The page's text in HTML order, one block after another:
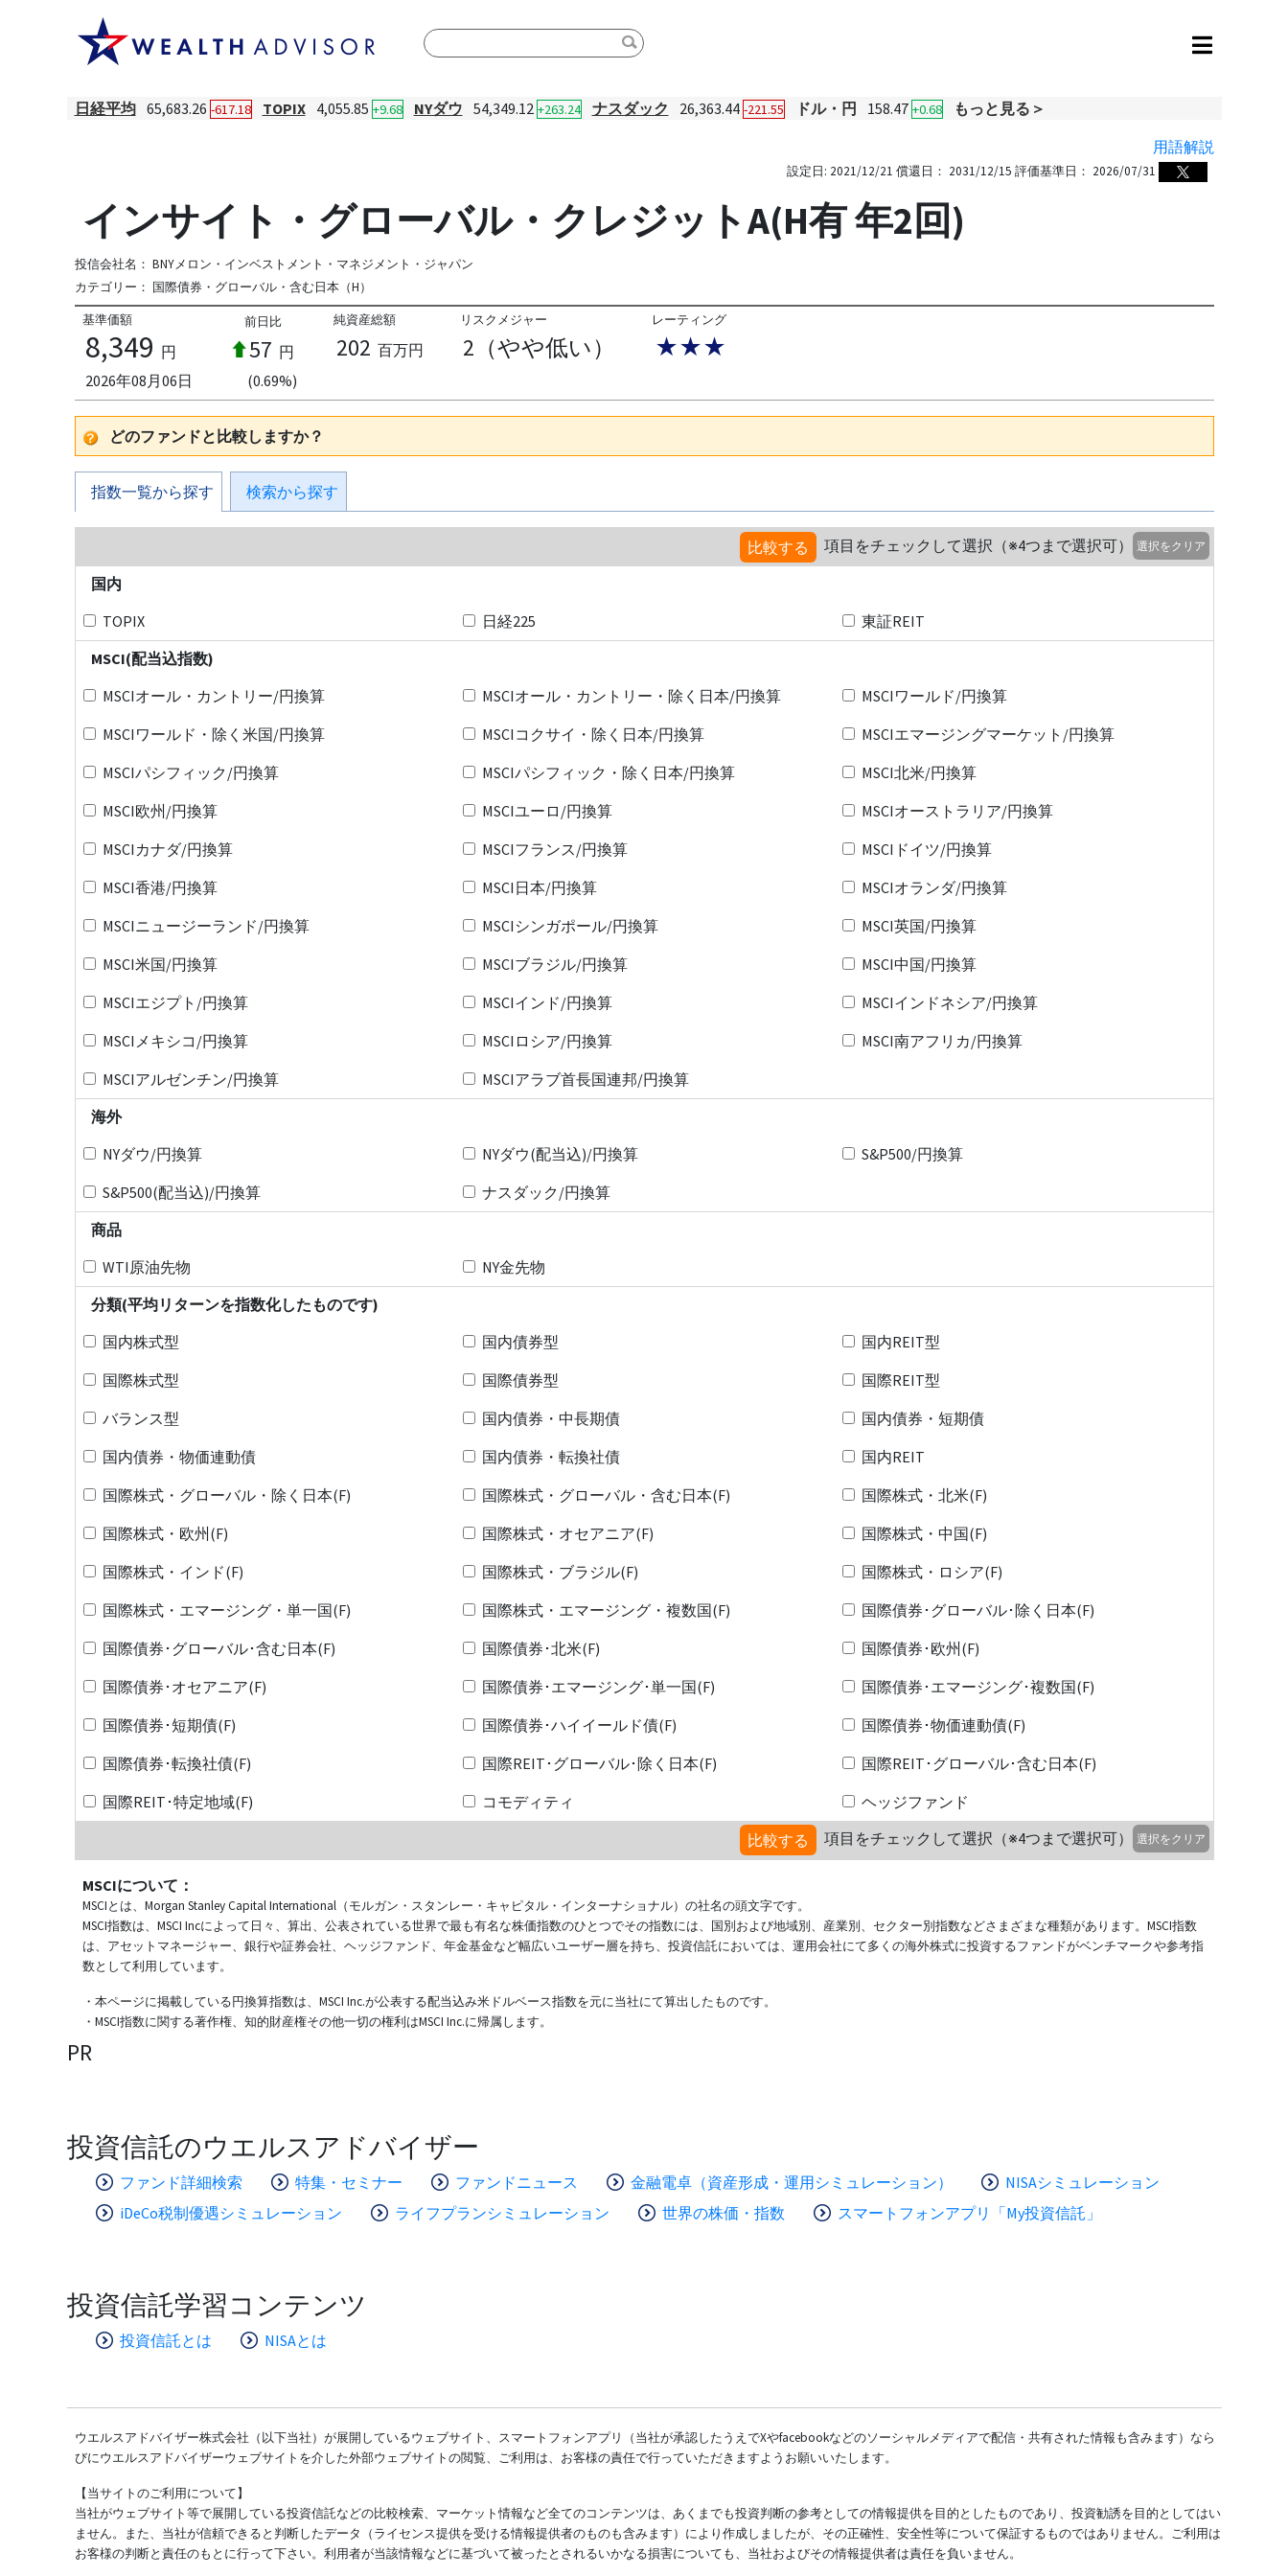
日経平均 65,683.26 -617.18 TOPIX 4,055.85 +9.68 NYダウ 54,349.12 +263.24 ナスダック 26,363.44 -221.55 ドル・円 158.47 +0.68
もっと見る＞
用語解説
設定日: 2021/12/21 償還日： 2031/12/15 評価基準日： 2026/07/31
インサイト・グローバル・クレジットA(H有 年2回)
投信会社名： BNYメロン・インベストメント・マネジメント・ジャパン
カテゴリー： 国際債券・グローバル・含む日本（H）
基準価額
8,349 円
2026年08月06日
前日比
57 円
(0.69%)
純資産総額
202 百万円
リスクメジャー
2（やや低い）
レーティング
★★★
どのファンドと比較しますか？
指数一覧から探す 検索から探す
比較する 項目をチェックして選択（※4つまで選択可） 選択をクリア
国内
TOPIX
日経225
東証REIT
MSCI(配当込指数)
MSCIオール・カントリー/円換算
MSCIオール・カントリー・除く日本/円換算
MSCIワールド/円換算
MSCIワールド・除く米国/円換算
MSCIコクサイ・除く日本/円換算
MSCIエマージングマーケット/円換算
MSCIパシフィック/円換算
MSCIパシフィック・除く日本/円換算
MSCI北米/円換算
MSCI欧州/円換算
MSCIユーロ/円換算
MSCIオーストラリア/円換算
MSCIカナダ/円換算
MSCIフランス/円換算
MSCIドイツ/円換算
MSCI香港/円換算
MSCI日本/円換算
MSCIオランダ/円換算
MSCIニュージーランド/円換算
MSCIシンガポール/円換算
MSCI英国/円換算
MSCI米国/円換算
MSCIブラジル/円換算
MSCI中国/円換算
MSCIエジプト/円換算
MSCIインド/円換算
MSCIインドネシア/円換算
MSCIメキシコ/円換算
MSCIロシア/円換算
MSCI南アフリカ/円換算
MSCIアルゼンチン/円換算
MSCIアラブ首長国連邦/円換算
海外
NYダウ/円換算
NYダウ(配当込)/円換算
S&P500/円換算
S&P500(配当込)/円換算
ナスダック/円換算
商品
WTI原油先物
NY金先物
分類(平均リターンを指数化したものです)
国内株式型
国内債券型
国内REIT型
国際株式型
国際債券型
国際REIT型
バランス型
国内債券・中長期債
国内債券・短期債
国内債券・物価連動債
国内債券・転換社債
国内REIT
国際株式・グローバル・除く日本(F)
国際株式・グローバル・含む日本(F)
国際株式・北米(F)
国際株式・欧州(F)
国際株式・オセアニア(F)
国際株式・中国(F)
国際株式・インド(F)
国際株式・ブラジル(F)
国際株式・ロシア(F)
国際株式・エマージング・単一国(F)
国際株式・エマージング・複数国(F)
国際債券･グローバル･除く日本(F)
国際債券･グローバル･含む日本(F)
国際債券･北米(F)
国際債券･欧州(F)
国際債券･オセアニア(F)
国際債券･エマージング･単一国(F)
国際債券･エマージング･複数国(F)
国際債券･短期債(F)
国際債券･ハイイールド債(F)
国際債券･物価連動債(F)
国際債券･転換社債(F)
国際REIT･グローバル･除く日本(F)
国際REIT･グローバル･含む日本(F)
国際REIT･特定地域(F)
コモディティ
ヘッジファンド
比較する
項目をチェックして選択（※4つまで選択可） 選択をクリア
MSCIについて：
MSCIとは、Morgan Stanley Capital International（モルガン・スタンレー・キャピタル・インターナショナル）の社名の頭文字です。
MSCI指数は、MSCI Incによって日々、算出、公表されている世界で最も有名な株価指数のひとつでその指数には、国別および地域別、産業別、セクター別指数などさまざまな種類があります。MSCI指数
は、アセットマネージャー、銀行や証券会社、ヘッジファンド、年金基金など幅広いユーザー層を持ち、投資信託においては、運用会社にて多くの海外株式に投資するファンドがベンチマークや参考指
数として利用しています。
・本ページに掲載している円換算指数は、MSCI Inc.が公表する配当込み米ドルベース指数を元に当社にて算出したものです。
・MSCI指数に関する著作権、知的財産権その他一切の権利はMSCI Inc.に帰属します。
PR
投資信託のウエルスアドバイザー
ファンド詳細検索 特集・セミナー ファンドニュース 金融電卓（資産形成・運用シミュレーション）
NISAシミュレーション
iDeCo税制優遇シミュレーション
ライフプランシミュレーション 世界の株価・指数 スマートフォンアプリ「My投資信託」
投資信託学習コンテンツ
投資信託とは NISAとは
ウエルスアドバイザー株式会社（以下当社）が展開しているウェブサイト、スマートフォンアプリ（当社が承認したうえでXやfacebookなどのソーシャルメディアで配信・共有された情報も含みます）なら
びにウエルスアドバイザーウェブサイトを介した外部ウェブサイトの閲覧、ご利用は、お客様の責任で行っていただきますようお願いいたします。
【当サイトのご利用について】
当社がウェブサイト等で展開している投資信託などの比較検索、マーケット情報など全てのコンテンツは、あくまでも投資判断の参考としての情報提供を目的としたものであり、投資勧誘を目的としてはい
ません。また、当社が信頼できると判断したデータ（ライセンス提供を受ける情報提供者のものも含みます）により作成しましたが、その正確性、安全性等について保証するものではありません。ご利用は
お客様の判断と責任のもとに行って下さい。利用者が当該情報などに基づいて被ったとされるいかなる損害についても、当社およびその情報提供者は責任を負いません。